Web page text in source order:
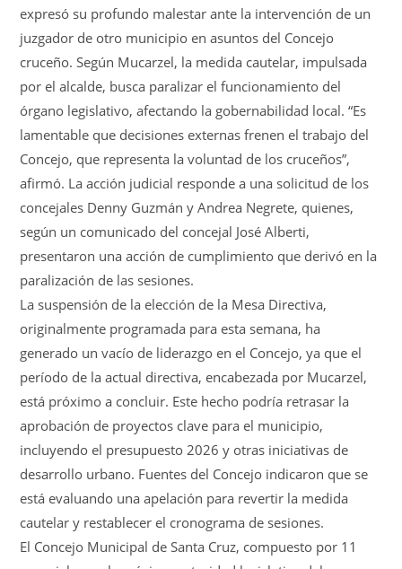
expresó su profundo malestar ante la intervención de un
juzgador de otro municipio en asuntos del Concejo
cruceño. Según Mucarzel, la medida cautelar, impulsada
por el alcalde, busca paralizar el funcionamiento del
órgano legislativo, afectando la gobernabilidad local. “Es
lamentable que decisiones externas frenen el trabajo del
Concejo, que representa la voluntad de los cruceños”,
afirmó. La acción judicial responde a una solicitud de los
concejales Denny Guzmán y Andrea Negrete, quienes,
según un comunicado del concejal José Alberti,
presentaron una acción de cumplimiento que derivó en la
paralización de las sesiones.
La suspensión de la elección de la Mesa Directiva,
originalmente programada para esta semana, ha
generado un vacío de liderazgo en el Concejo, ya que el
período de la actual directiva, encabezada por Mucarzel,
está próximo a concluir. Este hecho podría retrasar la
aprobación de proyectos clave para el municipio,
incluyendo el presupuesto 2026 y otras iniciativas de
desarrollo urbano. Fuentes del Concejo indicaron que se
está evaluando una apelación para revertir la medida
cautelar y restablecer el cronograma de sesiones.
El Concejo Municipal de Santa Cruz, compuesto por 11